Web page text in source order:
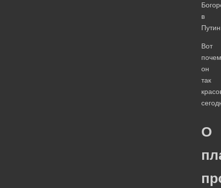
в
Вот
он
так
О